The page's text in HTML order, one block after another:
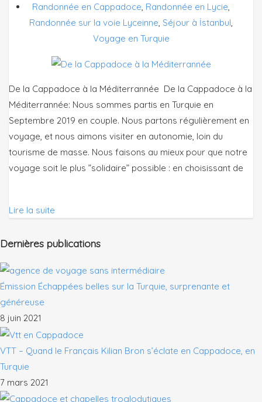
Randonnée en Cappadoce, Randonnée en Lycie,
Randonnée sur la voie Lyceinne, Séjour à İstanbul,
Voyage en Turquie
De la Cappadoce à la Méditerrannée De la Cappadoce à la
Méditerrannée: Nous sommes partis en Turquie en
Septembre 2019 en couple. Nous partons régulièrement en
voyage, et nous aimons visiter en autonomie, loin du
tourisme de masse. Nous faisons au mieux pour que notre
voyage soit le plus ”solidaire” possible : en choisissant de
Lire la suite
Dernières publications
Émission Échappées belles sur la Turquie, surprenante et
généreuse
8 juin 2021
VTT – Quand le Français Kilian Bron s’éclate en Cappadoce, en
Turquie
7 mars 2021